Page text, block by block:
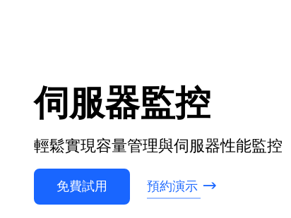
伺服器監控
輕鬆實現容量管理與伺服器性能監控
免費試用 預約演示